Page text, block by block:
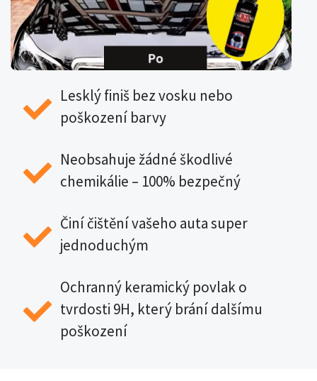
Lesklý finiš bez vosku nebo
poškození barvy
Neobsahuje žádné škodlivé
chemikálie – 100% bezpečný
Činí čištění vašeho auta super
jednoduchým
Ochranný keramický povlak o
tvrdosti 9H, který brání dalšímu
poškození